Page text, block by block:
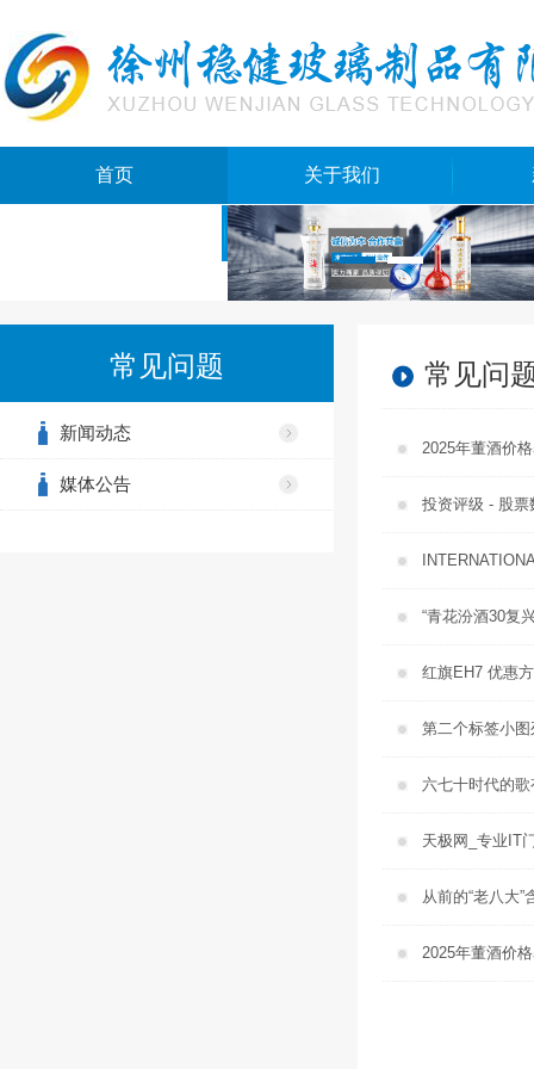
首页 关于我们
常见问题
新闻动态
媒体公告
常见问
2025年董酒价
投资评级 - 股
“青花汾酒30复
红旗EH7 优惠
第二个标签小图
六七十时代的
天极网_专业IT
从前的“老八大
2025年董酒价